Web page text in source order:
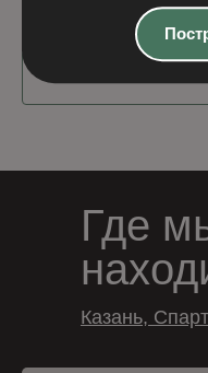
Подробнее
Где
Казань,